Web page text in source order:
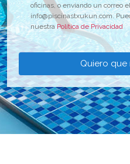
oficinas, o enviando un correo
info@piscinastxukun.com.
nuestra Política de Privacidad
Quiero que